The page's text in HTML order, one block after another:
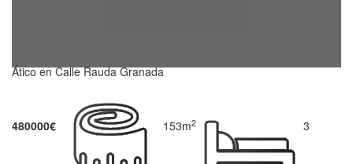
Ático en Calle Rauda Granada
480000€ 153m2 3